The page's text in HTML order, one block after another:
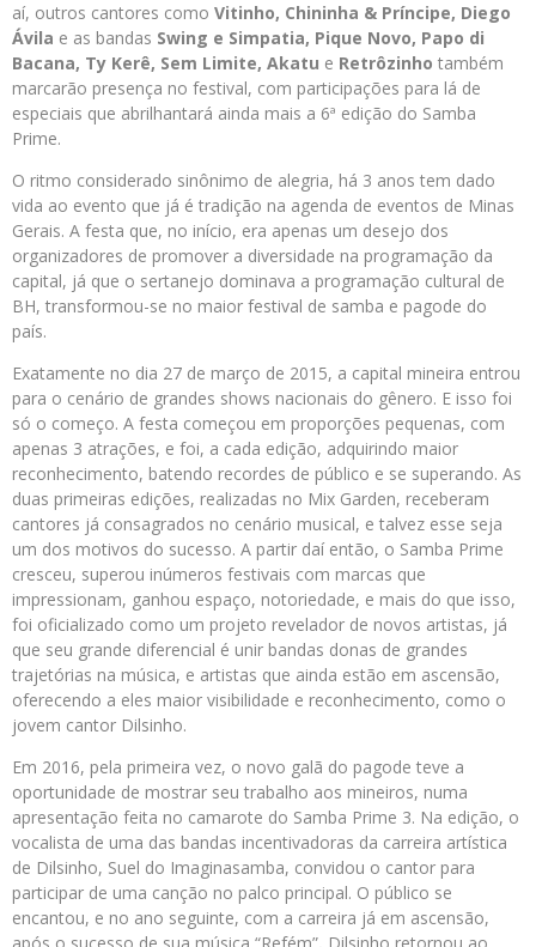
aí, outros cantores como Vitinho, Chininha & Príncipe, Diego
Ávila e as bandas Swing e Simpatia, Pique Novo, Papo di
Bacana, Ty Kerê, Sem Limite, Akatu e Retrôzinho também
marcarão presença no festival, com participações para lá de
especiais que abrilhantará ainda mais a 6ª edição do Samba
Prime.
O ritmo considerado sinônimo de alegria, há 3 anos tem dado
vida ao evento que já é tradição na agenda de eventos de Minas
Gerais. A festa que, no início, era apenas um desejo dos
organizadores de promover a diversidade na programação da
capital, já que o sertanejo dominava a programação cultural de
BH, transformou-se no maior festival de samba e pagode do
país.
Exatamente no dia 27 de março de 2015, a capital mineira entrou
para o cenário de grandes shows nacionais do gênero. E isso foi
só o começo. A festa começou em proporções pequenas, com
apenas 3 atrações, e foi, a cada edição, adquirindo maior
reconhecimento, batendo recordes de público e se superando. As
duas primeiras edições, realizadas no Mix Garden, receberam
cantores já consagrados no cenário musical, e talvez esse seja
um dos motivos do sucesso. A partir daí então, o Samba Prime
cresceu, superou inúmeros festivais com marcas que
impressionam, ganhou espaço, notoriedade, e mais do que isso,
foi oficializado como um projeto revelador de novos artistas, já
que seu grande diferencial é unir bandas donas de grandes
trajetórias na música, e artistas que ainda estão em ascensão,
oferecendo a eles maior visibilidade e reconhecimento, como o
jovem cantor Dilsinho.
Em 2016, pela primeira vez, o novo galã do pagode teve a
oportunidade de mostrar seu trabalho aos mineiros, numa
apresentação feita no camarote do Samba Prime 3. Na edição, o
vocalista de uma das bandas incentivadoras da carreira artística
de Dilsinho, Suel do Imaginasamba, convidou o cantor para
participar de uma canção no palco principal. O público se
encantou, e no ano seguinte, com a carreira já em ascensão,